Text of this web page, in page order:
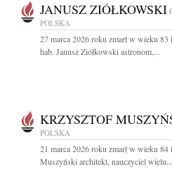
JANUSZ ZIÓŁKOWSKI
POLSKA
27 marca 2026 roku zmarł w wieku
hab. Janusz Ziółkowski astronom,...
KRZYSZTOF
POLSKA
21 marca 2026 roku zmarł w wieku
Muszyński architekt, nauczyciel wielu...